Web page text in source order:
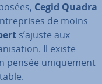
Cegid Quadra
de moins
s’ajuste aux
Il existe
pensée uni­que­ment